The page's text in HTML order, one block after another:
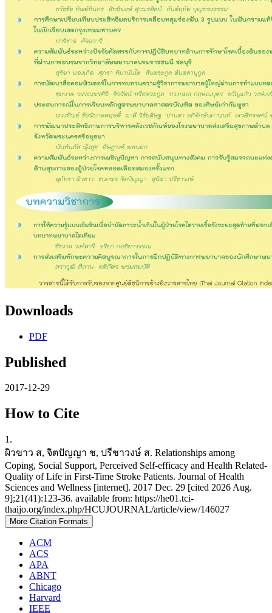
Downloads
PDF
Published
2017-12-29
How to Cite
1.
ผิวขาว ส, จิตปัญญา ช, ปรีชาวงษ์ ส. Relationships among
Coping, Social Support, Perceived Self-efficacy and Health Related-
Quality of Life in First-Time Stroke Patients. Journal of Health
Sciences and Wellness [internet]. 2017 Dec. 29 [cited 2026 Aug.
9];21(41):123-36. available from: https://he01.tci-
thaijo.org/index.php/HCUJOURNAL/article/view/146027
More Citation Formats
ACM
ACS
APA
ABNT
Chicago
Harvard
IEEE